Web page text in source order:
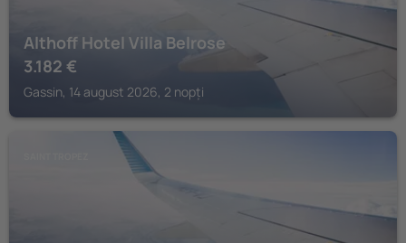
Althoff Hotel Villa Belrose
3.182 €
Gassin, 14 august 2026, 2 nopți